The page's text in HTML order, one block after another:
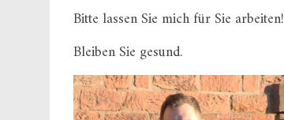
Bitte lassen Sie mich für Sie arbeiten!
Bleiben Sie gesund.